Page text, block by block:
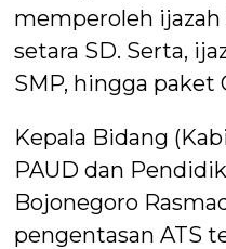
memperoleh
setara SD. Serta,
SMP, hingga paket
Kepala Bidang
PAUD dan
Bojonegoro
pengentasan ATS